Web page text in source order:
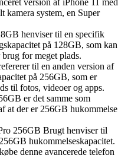
kamera system, en Super
henviser til en specifik
på 128GB, som kan
for meget plads.
til en anden version af
på 256GB, som er
til fotos, videoer og apps.
er det samme som
at der er 256GB hukommelse
256GB Brugt henviser til
hukommelseskapacitet.
denne avancerede telefon